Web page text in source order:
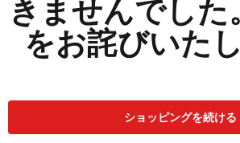
きませんでした
をお詫びいたし
ショッピングを続ける